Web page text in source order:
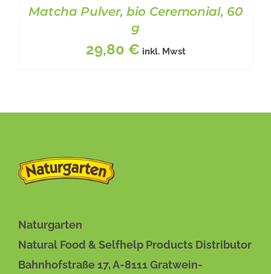
BESCHREIBUNG
Matcha Pulver, bio Ceremonial, 60
g
29,80 € inkl. Mwst
Naturgarten
Natural Food & Selfhelp Products Distributor
Bahnhofstraße 17, A-8111 Gratwein-